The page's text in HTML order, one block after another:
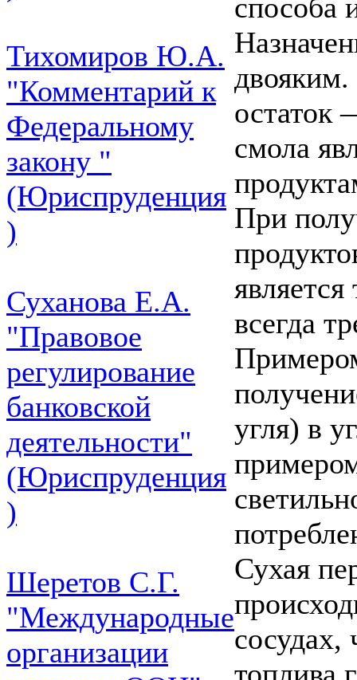
Тихомиров Ю.А.
"Комментарий к
Федеральному
закону "
(Юриспруденция
)
Суханова Е.А.
"Правовое
регулирование
банковской
деятельности"
(Юриспруденция
)
Шеретов С.Г.
"Международные
организации
способа
остаток
смола
При
всегда
угля) в
Сухая
сосудах,